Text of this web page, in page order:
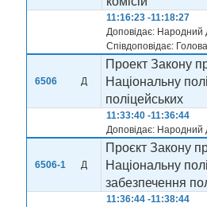
11:16:23 -11:18:27
Доповідає: Народний
Співдоповідає:
6506 Д
Проект Закону
Національну
поліцейських
11:33:40 -11:36:44
Доповідає: Народний
6506-1 Д
Проєкт Закону
Національну
забезпечення
11:36:44 -11:38:44